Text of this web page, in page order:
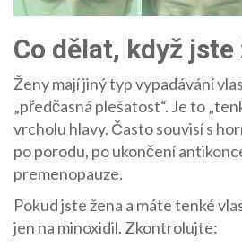
Co dělat, když jste
Ženy mají jiný typ vypadávání
„předčasná plešatost“. Je to
vrcholu hlavy. Často souvisí s
po porodu, po ukončení
premenopauze.
Pokud jste žena a máte tenké
jen na minoxidil. Zkontrolujte: